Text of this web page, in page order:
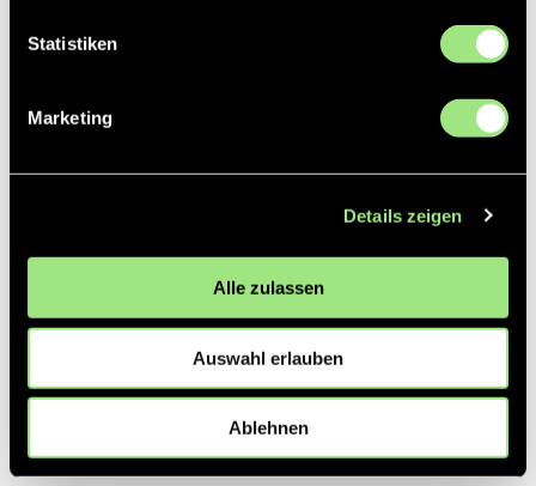
Statistiken
Marketing
Details zeigen
Alle zulassen
Auswahl erlauben
Ablehnen